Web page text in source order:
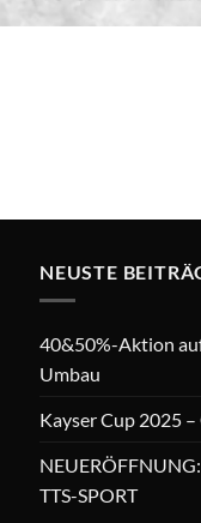
NEUSTE
40&50%-Aktion
Umbau
Kayser Cup 2025
TTS-SPORT